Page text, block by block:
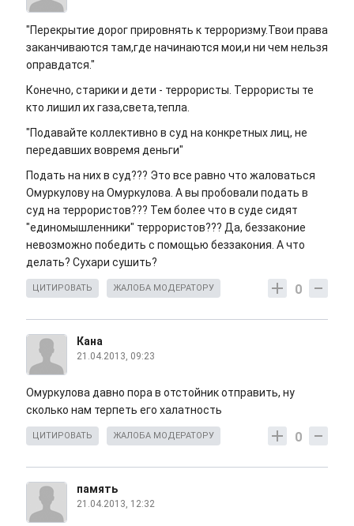
"Перекрытие дорог прировнять к терроризму.Твои права
заканчиваются там,где начинаются мои,и ни чем нельзя
оправдатся."
Конечно, старики и дети - террористы. Террористы те
кто лишил их газа,света,тепла.
"Подавайте коллективно в суд на конкретных лиц, не
передавших вовремя деньги"
Подать на них в суд??? Это все равно что жаловаться
Омуркулову на Омуркулова. А вы пробовали подать в
суд на террористов??? Тем более что в суде сидят
"единомышленники" террористов??? Да, беззаконие
невозможно победить с помощью беззакония. А что
делать? Сухари сушить?
0
ЦИТИРОВАТЬ ЖАЛОБА МОДЕРАТОРУ
Кана
21.04.2013, 09:23
Омуркулова давно пора в отстойник отправить, ну
сколько нам терпеть его халатность
0
ЦИТИРОВАТЬ ЖАЛОБА МОДЕРАТОРУ
память
21.04.2013, 12:32